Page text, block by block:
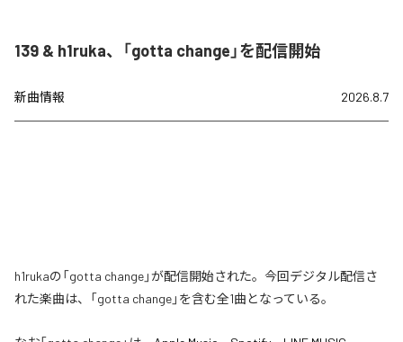
139 & h1ruka、「gotta change」を配信開始
新曲情報 2026.8.7
h1rukaの「gotta change」が配信開始された。今回デジタル配信さ
れた楽曲は、「gotta change」を含む全1曲となっている。